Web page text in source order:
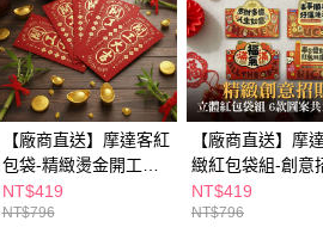
【廠商直送】摩達客紅
包袋-精緻燙金開工大
吉-12入
NT$419
NT$796
【廠商直送】摩
緻紅包袋組-創意
立體-12入
NT$419
NT$796